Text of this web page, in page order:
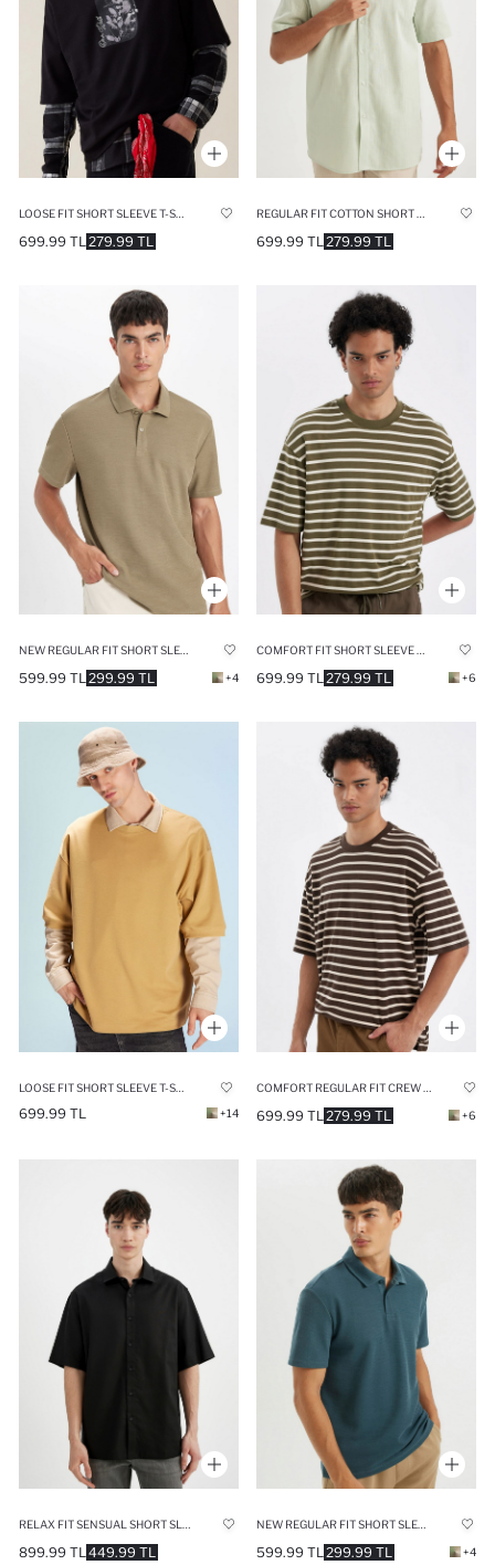
279.99 TL
699.99 TL 279.99 TL
699.99 TL
299.99 TL
599.99 TL +4 279.99 TL
699.99 TL +6
699.99 TL +14 279.99 TL
699.99 TL +6
RELAX FIT SENSUAL SHORT SLEEVE SHIRT
449.99 TL
899.99 TL
NEW REGULAR FIT SHORT SLEEVE POLO T-SHIRT
299.99 TL
599.99 TL +4